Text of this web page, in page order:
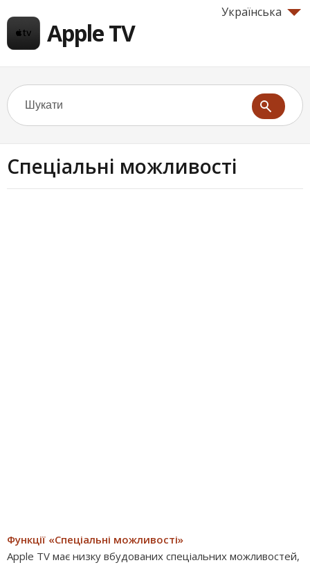
Українська
Apple TV
Спеціальні можливості
Функції «Спеціальні можливості»
Apple TV має низку вбудованих спеціальних можливостей,